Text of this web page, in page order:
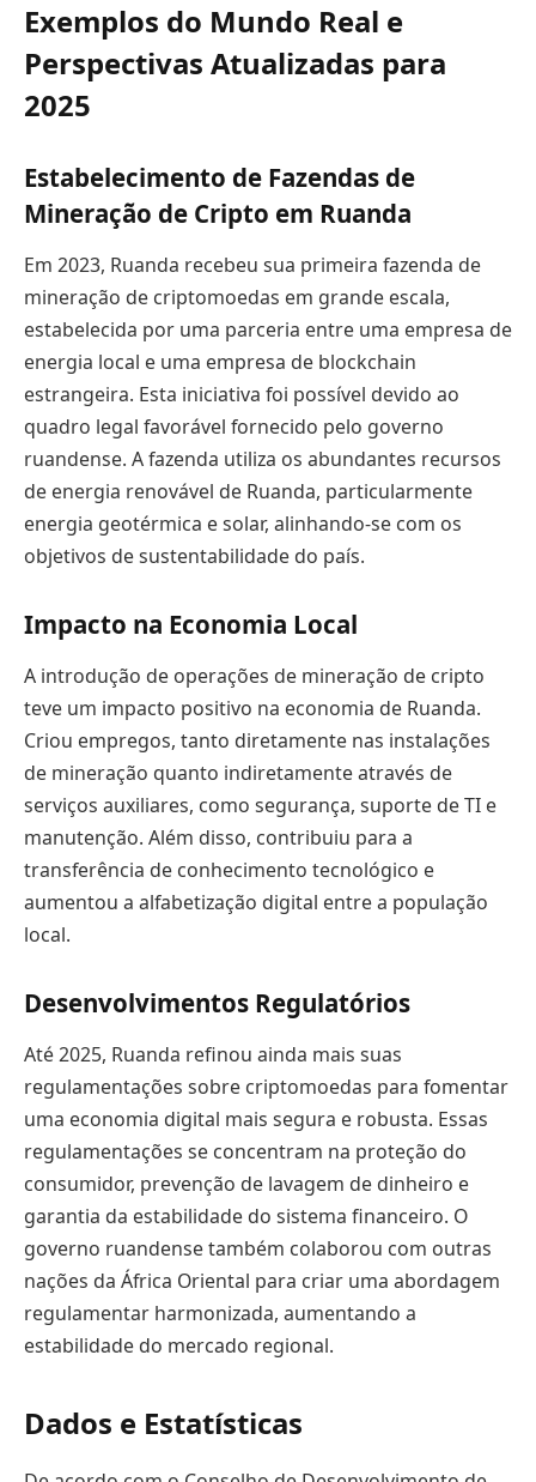
Exemplos do Mundo Real e
Perspectivas Atualizadas para
2025
Estabelecimento de Fazendas de
Mineração de Cripto em Ruanda
Em 2023, Ruanda recebeu sua primeira fazenda de
mineração de criptomoedas em grande escala,
estabelecida por uma parceria entre uma empresa de
energia local e uma empresa de blockchain
estrangeira. Esta iniciativa foi possível devido ao
quadro legal favorável fornecido pelo governo
ruandense. A fazenda utiliza os abundantes recursos
de energia renovável de Ruanda, particularmente
energia geotérmica e solar, alinhando-se com os
objetivos de sustentabilidade do país.
Impacto na Economia Local
A introdução de operações de mineração de cripto
teve um impacto positivo na economia de Ruanda.
Criou empregos, tanto diretamente nas instalações
de mineração quanto indiretamente através de
serviços auxiliares, como segurança, suporte de TI e
manutenção. Além disso, contribuiu para a
transferência de conhecimento tecnológico e
aumentou a alfabetização digital entre a população
local.
Desenvolvimentos Regulatórios
Até 2025, Ruanda refinou ainda mais suas
regulamentações sobre criptomoedas para fomentar
uma economia digital mais segura e robusta. Essas
regulamentações se concentram na proteção do
consumidor, prevenção de lavagem de dinheiro e
garantia da estabilidade do sistema financeiro. O
governo ruandense também colaborou com outras
nações da África Oriental para criar uma abordagem
regulamentar harmonizada, aumentando a
estabilidade do mercado regional.
Dados e Estatísticas